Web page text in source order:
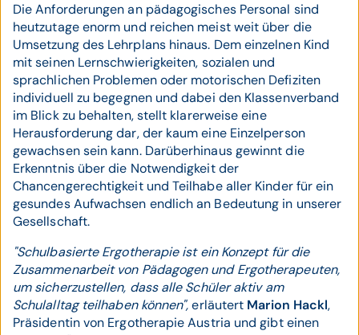
Die Anforderungen an pädagogisches Personal sind
heutzutage enorm und reichen meist weit über die
Umsetzung des Lehrplans hinaus. Dem einzelnen Kind
mit seinen Lernschwierigkeiten, sozialen und
sprachlichen Problemen oder motorischen Defiziten
individuell zu begegnen und dabei den Klassenverband
im Blick zu behalten, stellt klarerweise eine
Herausforderung dar, der kaum eine Einzelperson
gewachsen sein kann. Darüberhinaus gewinnt die
Erkenntnis über die Notwendigkeit der
Chancengerechtigkeit und Teilhabe aller Kinder für ein
gesundes Aufwachsen endlich an Bedeutung in unserer
Gesellschaft.
"Schulbasierte Ergotherapie ist ein Konzept für die
Zusammenarbeit von Pädagogen und Ergotherapeuten,
um sicherzustellen, dass alle Schüler aktiv am
Schulalltag teilhaben können",erläutert Marion Hackl,
Präsidentin von Ergotherapie Austria und gibt einen